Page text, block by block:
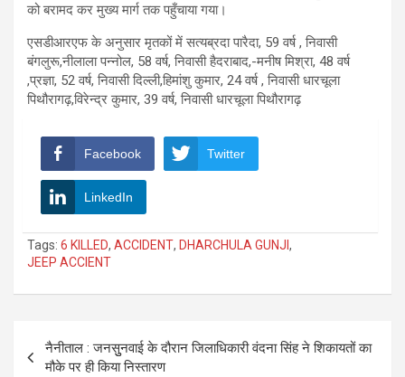
को बरामद कर मुख्य मार्ग तक पहुँचाया गया।
एसडीआरएफ के अनुसार मृतकों में सत्यब्रदा पारैदा, 59 वर्ष , निवासी
बंगलुरू,नीलाला पन्नोल, 58 वर्ष, निवासी हैदराबाद,-मनीष मिश्रा, 48 वर्ष
,प्रज्ञा, 52 वर्ष, निवासी दिल्ली,हिमांशु कुमार, 24 वर्ष , निवासी धारचूला
पिथौरागढ़,विरेन्द्र कुमार, 39 वर्ष, निवासी धारचूला पिथौरागढ़
Facebook Twitter
LinkedIn
Tags: 6 KILLED, ACCIDENT, DHARCHULA GUNJI ,
JEEP ACCIENT
Post
navigation
नैनीताल : जनसुुनवाई के दौरान जिलाधिकारी वंदना सिंह ने शिकायतों का
मौके पर ही किया निस्तारण